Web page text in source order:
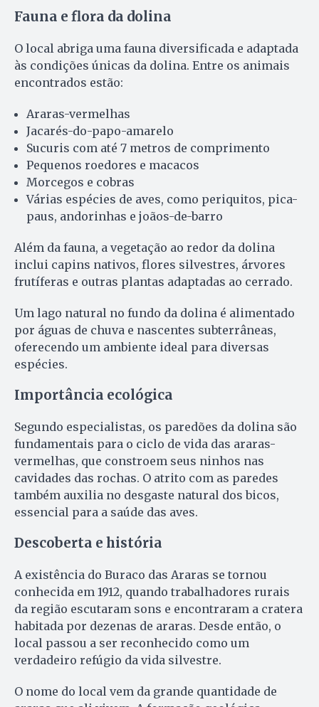
Fauna e flora da dolina
O local abriga uma fauna diversificada e adaptada
às condições únicas da dolina. Entre os animais
encontrados estão:
Araras-vermelhas
Jacarés-do-papo-amarelo
Sucuris com até 7 metros de comprimento
Pequenos roedores e macacos
Morcegos e cobras
Várias espécies de aves, como periquitos, pica-
paus, andorinhas e joãos-de-barro
Além da fauna, a vegetação ao redor da dolina
inclui capins nativos, flores silvestres, árvores
frutíferas e outras plantas adaptadas ao cerrado.
Um lago natural no fundo da dolina é alimentado
por águas de chuva e nascentes subterrâneas,
oferecendo um ambiente ideal para diversas
espécies.
Importância ecológica
Segundo especialistas, os paredões da dolina são
fundamentais para o ciclo de vida das araras-
vermelhas, que constroem seus ninhos nas
cavidades das rochas. O atrito com as paredes
também auxilia no desgaste natural dos bicos,
essencial para a saúde das aves.
Descoberta e história
A existência do Buraco das Araras se tornou
conhecida em 1912, quando trabalhadores rurais
da região escutaram sons e encontraram a cratera
habitada por dezenas de araras. Desde então, o
local passou a ser reconhecido como um
verdadeiro refúgio da vida silvestre.
O nome do local vem da grande quantidade de